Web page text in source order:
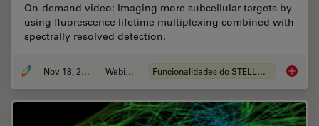
On-demand video: Imaging more subcellular targets by
using fluorescence lifetime multiplexing combined with
spectrally resolved detection.
Nov 18, 2022 Webinar Funcionalidades do STELLARIS Live-